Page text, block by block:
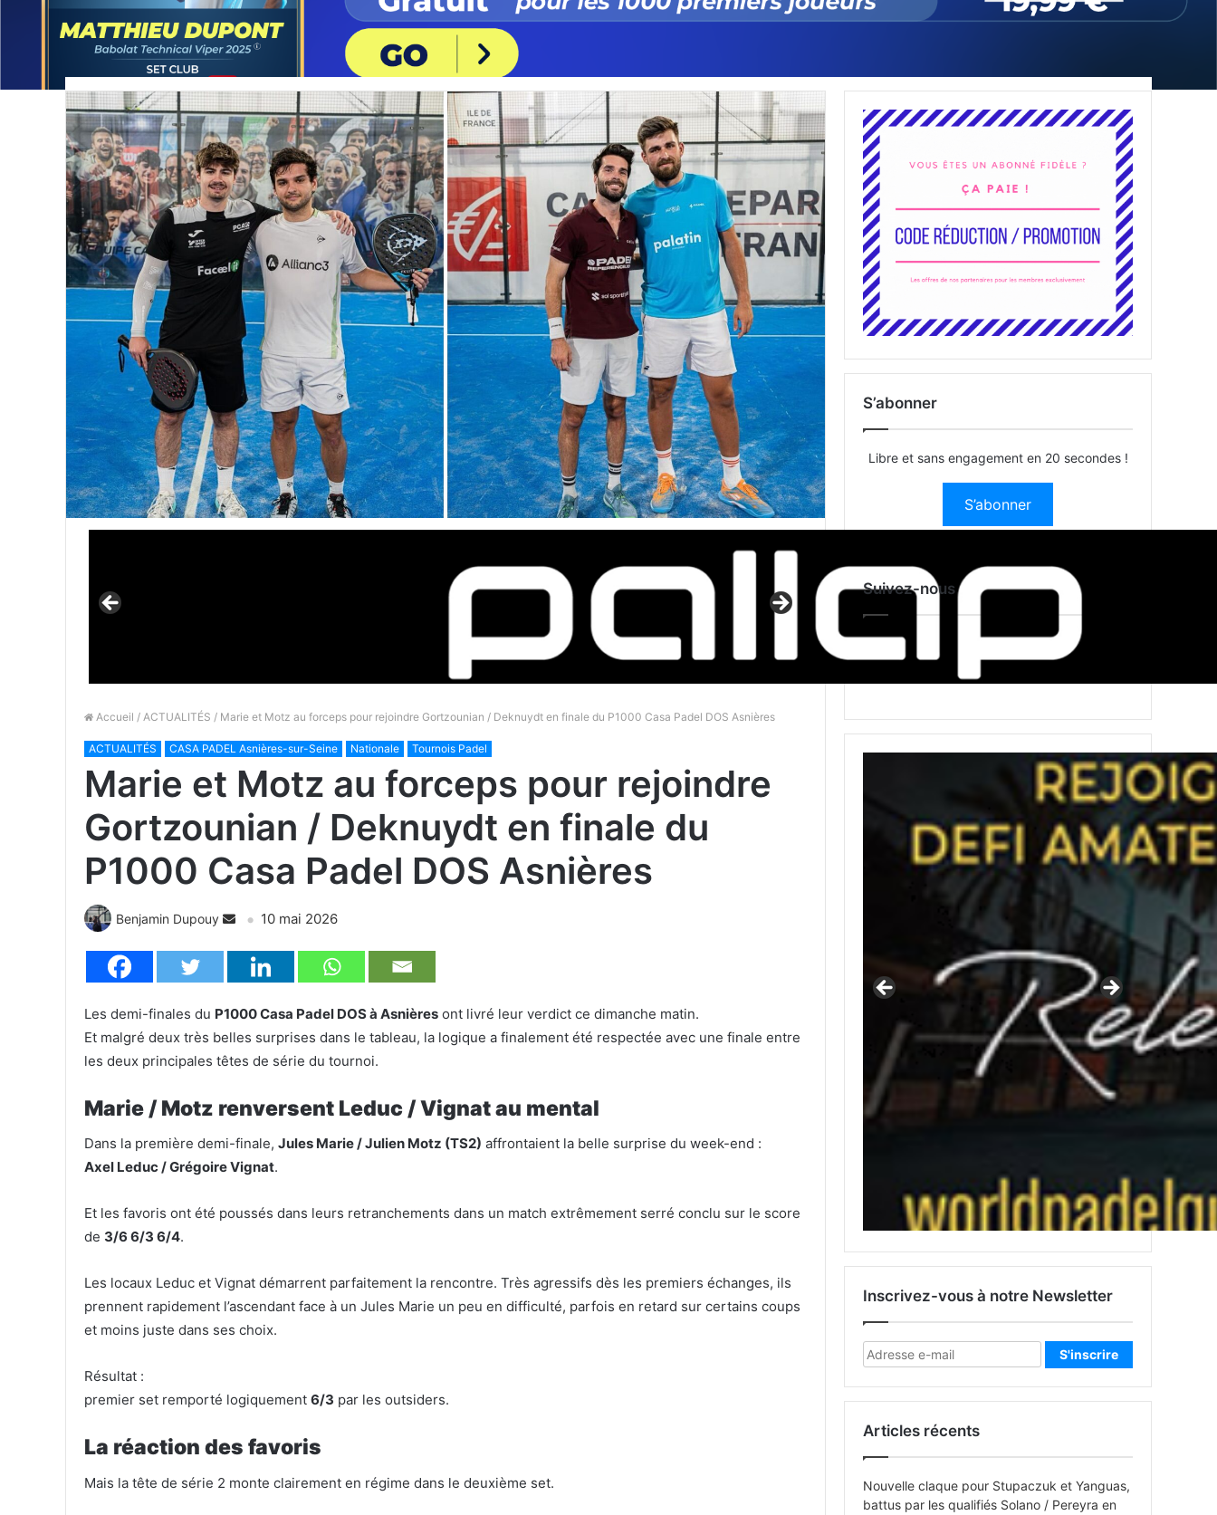
Accueil / ACTUALITÉS / Marie et Motz au forceps pour rejoindre Gortzounian / Deknuydt en finale du P1000 Casa Padel DOS Asnières
ACTUALITÉS CASA PADEL Asnières-sur-Seine Nationale Tournois Padel
Marie et Motz au forceps pour rejoindre
Gortzounian / Deknuydt en finale du
P1000 Casa Padel DOS Asnières
Benjamin Dupouy 10 mai 2026
Les demi-finales du P1000 Casa Padel DOS à Asnières ont livré leur verdict ce dimanche matin.
Et malgré deux très belles surprises dans le tableau, la logique a finalement été respectée avec une finale entre
les deux principales têtes de série du tournoi.
Marie / Motz renversent Leduc / Vignat au mental
Dans la première demi-finale, Jules Marie / Julien Motz (TS2) affrontaient la belle surprise du week-end :
Axel Leduc / Grégoire Vignat.
Et les favoris ont été poussés dans leurs retranchements dans un match extrêmement serré conclu sur le score
de 3/6 6/3 6/4.
Les locaux Leduc et Vignat démarrent parfaitement la rencontre. Très agressifs dès les premiers échanges, ils
prennent rapidement l’ascendant face à un Jules Marie un peu en difficulté, parfois en retard sur certains coups
et moins juste dans ses choix.
Résultat :
premier set remporté logiquement 6/3 par les outsiders.
La réaction des favoris
Mais la tête de série 2 monte clairement en régime dans le deuxième set.
S’abonner
Libre et sans engagement en 20 secondes !
S’abonner
Suivez-nous
Inscrivez-vous à notre Newsletter
Articles récents
Nouvelle claque pour Stupaczuk et Yanguas,
battus par les qualifiés Solano / Pereyra en